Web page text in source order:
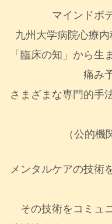
マインドボ
九州大学病院心療
「臨床の知」から
痛み
さまざまな専門的手
（公的
メンタルケアの技術
その技術をコミュ